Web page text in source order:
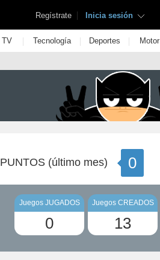
Regístrate | Inicia sesión
TV | Tecnología | Deportes | Motor
PUNTOS (último mes) 0
Juegos JUGADOS
0
Juegos CREADOS
13